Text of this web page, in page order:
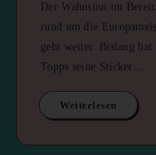
Der Wahnsinn im
rund um die
geht weiter. Bislang
Topps seine Sticker…
Weiterlesen